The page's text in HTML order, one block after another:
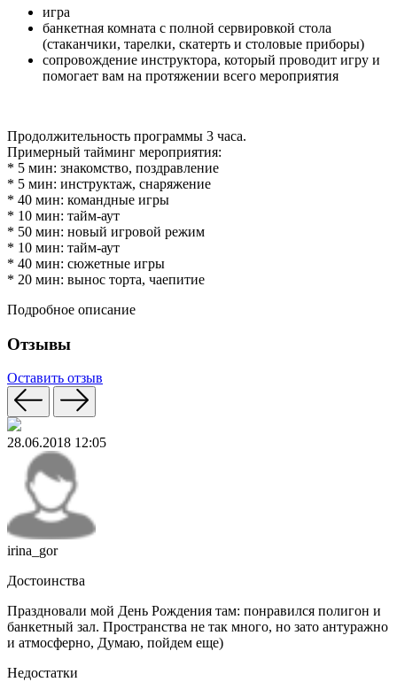
игра
банкетная комната с полной сервировкой стола
(стаканчики, тарелки, скатерть и столовые приборы)
сопровождение инструктора, который проводит игру и
помогает вам на протяжении всего мероприятия
Продолжительность программы 3 часа.
Примерный тайминг мероприятия:
* 5 мин: знакомство, поздравление
* 5 мин: инструктаж, снаряжение
* 40 мин: командные игры
* 10 мин: тайм-аут
* 50 мин: новый игровой режим
* 10 мин: тайм-аут
* 40 мин: сюжетные игры
* 20 мин: вынос торта, чаепитие
Подробное описание
Отзывы
Оставить отзыв
28.06.2018 12:05
irina_gor
Достоинства
Праздновали мой День Рождения там: понравился полигон и
банкетный зал. Пространства не так много, но зато антуражно
и атмосферно, Думаю, пойдем еще)
Недостатки